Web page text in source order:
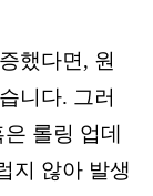
했다면, 원
니다. 그러
은 롤링 업데
지 않아 발생